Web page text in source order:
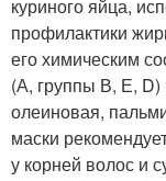
куриного яйца,
профилактики
его химическим
(А, группы В, Е,
олеиновая,
маски
у корней волос и